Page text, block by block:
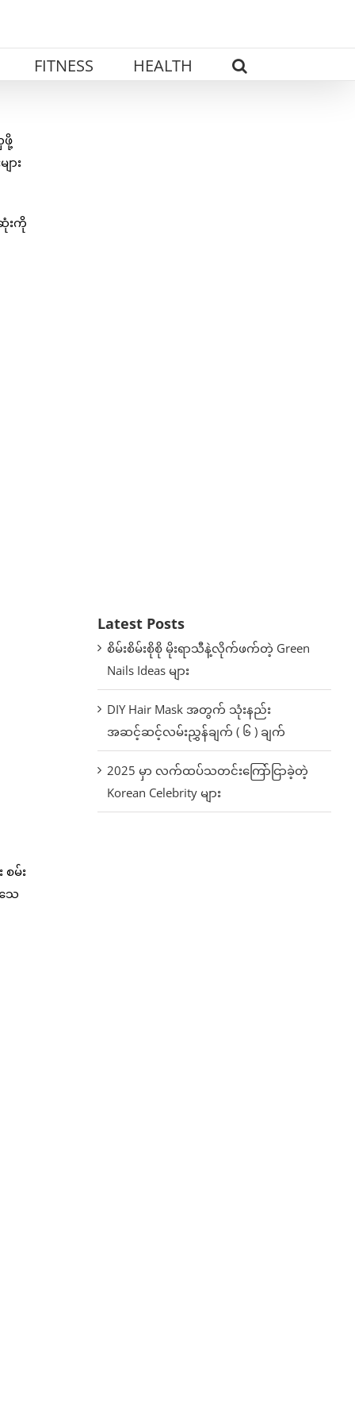
FITNESS HEALTH
ဖို့
ား
းကို
မ်း
ေ
Latest Posts
စိမ်းစိမ်းစိုစို မိုးရာသီနဲ့လိုက်ဖက်တဲ့ Green
Nails Ideas များ
DIY Hair Mask အတွက် သုံးနည်း
အဆင့်ဆင့်လမ်းညွှန်ချက် ( ၆ ) ချက်
2025 မှာ လက်ထပ်သတင်းကြော်ငြာခဲ့တဲ့
Korean Celebrity များ